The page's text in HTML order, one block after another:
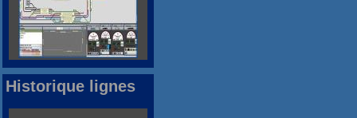
Historique lignes